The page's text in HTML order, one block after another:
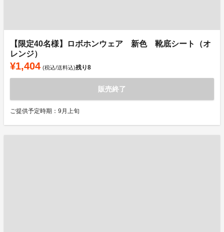
【限定40名様】ロボホンウェア 新色 靴底シート（オ
レンジ）
¥1,404 (税込/送料込)残り8
販売終了
ご提供予定時期：9月上旬